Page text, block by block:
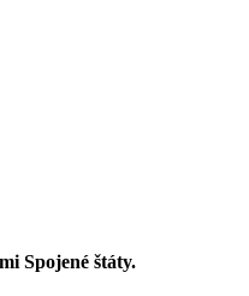
Spojené štáty.